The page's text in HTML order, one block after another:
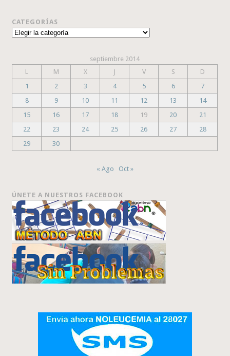
CATEGORÍAS
Categorías
septiembre 2014
L
M X J V S
D
1
2 3 4 5 6
7
8
9 10 11 12 13
14
15
16 17 18 19 20
21
22
23 24 25 26 27
28
29
30
« Ago Oct »
ÚNETE A NUESTROS FACEBOOK